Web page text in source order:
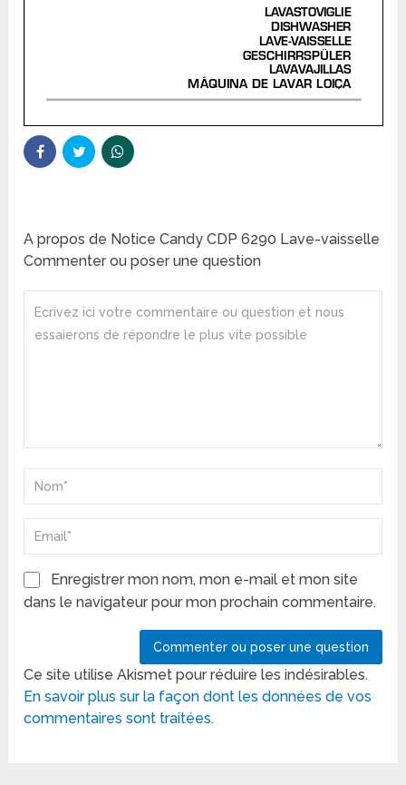
A propos de Notice Candy CDP 6290 Lave-vaisselle
Commenter ou poser une question
Enregistrer mon nom, mon e-mail et mon site
dans le navigateur pour mon prochain commentaire.
Ce site utilise Akismet pour réduire les indésirables.
En savoir plus sur la façon dont les données de vos
commentaires sont traitées.